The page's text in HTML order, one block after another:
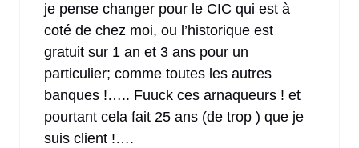
je pense changer pour le CIC qui est à
coté de chez moi, ou l’historique est
gratuit sur 1 an et 3 ans pour un
particulier; comme toutes les autres
banques !….. Fuuck ces arnaqueurs ! et
pourtant cela fait 25 ans (de trop ) que je
suis client !….